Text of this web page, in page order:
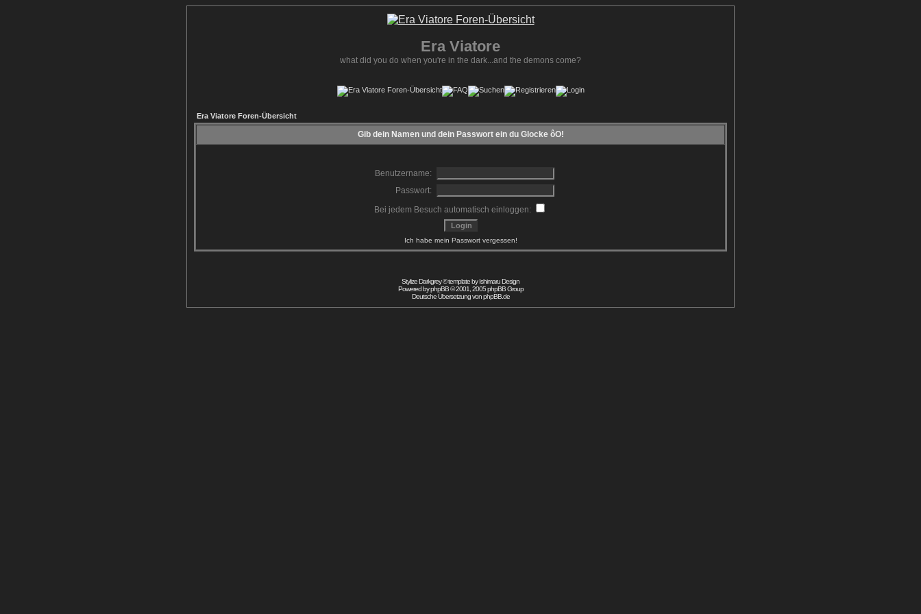
Era Viatore
what did you do when you're in the dark...and the demons come?
Era Viatore Foren-Übersicht
Gib dein Namen und dein Passwort ein du Glocke ôO!
Benutzername:
Passwort:
Bei jedem Besuch automatisch einloggen:
Ich habe mein Passwort vergessen!
Stylize Darkgrey © template byIshimaru Design
Powered byphpBB© 2001, 2005 phpBB Group
Deutsche Übersetzung vonphpBB.de